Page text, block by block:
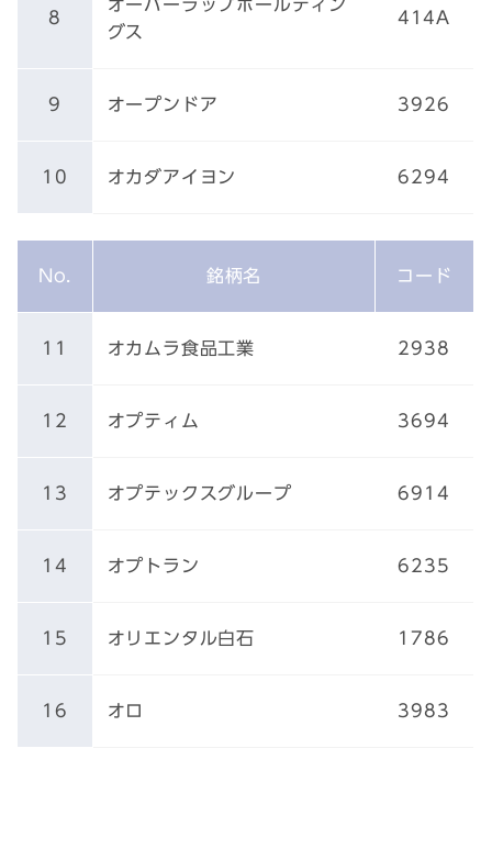
8
オーバーラップホールディン
グス
414A
9 オープンドア 3926
10 オカダアイヨン 6294
No. 銘柄名 コード
11 オカムラ食品工業 2938
12 オプティム 3694
13 オプテックスグループ 6914
14 オプトラン 6235
15 オリエンタル白石 1786
16 オロ 3983